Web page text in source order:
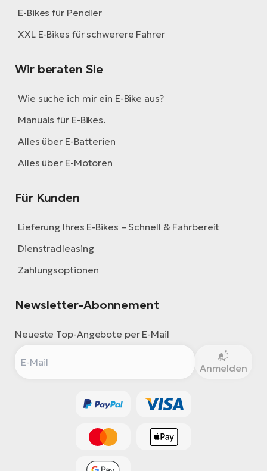
E-Bikes für Pendler
XXL E-Bikes für schwerere Fahrer
Wir beraten Sie
Wie suche ich mir ein E-Bike aus?
Manuals für E-Bikes.
Alles über E-Batterien
Alles über E-Motoren
Für Kunden
Lieferung Ihres E-Bikes – Schnell & Fahrbereit
Dienstradleasing
Zahlungsoptionen
Newsletter-Abonnement
Neueste Top-Angebote per E-Mail
Anmelden